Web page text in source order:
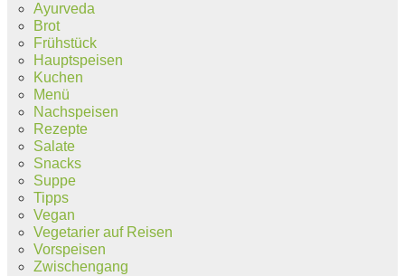
Ayurveda
Brot
Frühstück
Hauptspeisen
Kuchen
Menü
Nachspeisen
Rezepte
Salate
Snacks
Suppe
Tipps
Vegan
Vegetarier auf Reisen
Vorspeisen
Zwischengang